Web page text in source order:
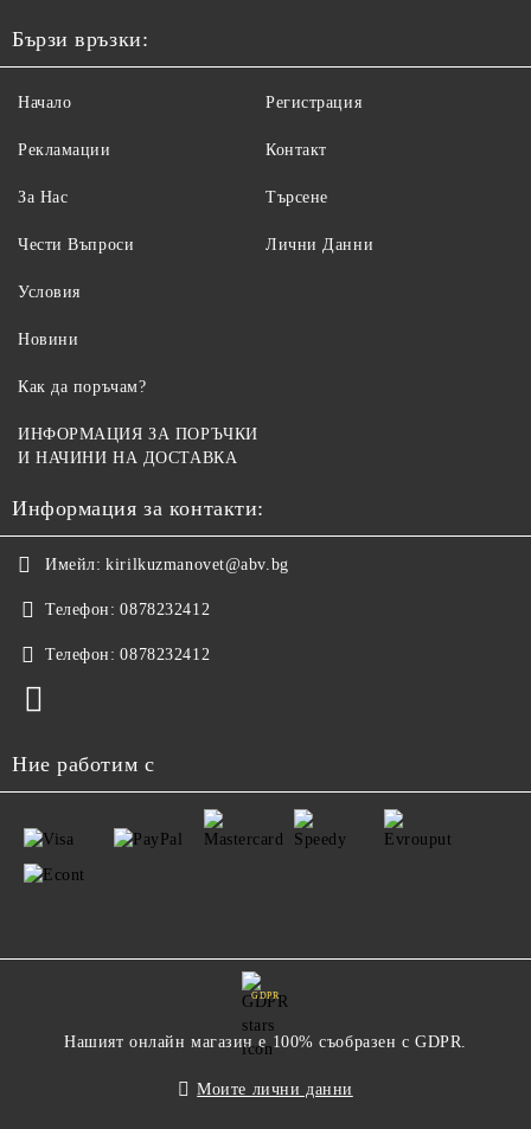
Бързи връзки:
Начало
Рекламации
За Нас
Чести Въпроси
Регистрация
Контакт
Търсене
Лични Данни
Условия
Новини
Как да поръчам?
ИНФОРМАЦИЯ ЗА ПОРЪЧКИ
И НАЧИНИ НА ДОСТАВКА
Информация за контакти:
Имейл: kirilkuzmanovet@abv.bg
Телефон: 0878232412
Телефон: 0878232412
Ние работим с
GDPR
Нашият онлайн магазин е 100% съобразен с GDPR.
Моите лични данни